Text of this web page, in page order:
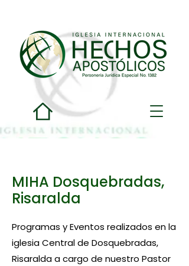
MIHA Dosquebradas,
Risaralda
Programas y Eventos realizados en la
iglesia Central de Dosquebradas,
Risaralda a cargo de nuestro Pastor